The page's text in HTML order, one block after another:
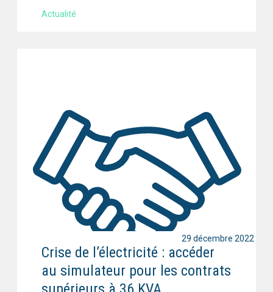
Actualité
Crise de l’électricité : accéder
au simulateur pour les contrats
29 décembre 2022